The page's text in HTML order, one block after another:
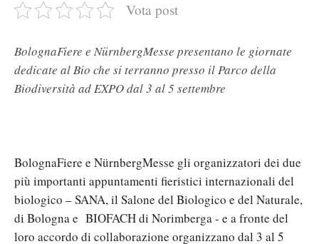
Vota post
BolognaFiere e NürnbergMesse presentano le giornate
dedicate al Bio che si terranno presso il Parco della
Biodiversità ad EXPO dal 3 al 5 settembre
BolognaFiere e NürnbergMesse gli organizzatori dei due
più importanti appuntamenti fieristici internazionali del
biologico – SANA, il Salone del Biologico e del Naturale,
di Bologna e BIOFACH di Norimberga - e a fronte del
loro accordo di collaborazione organizzano dal 3 al 5